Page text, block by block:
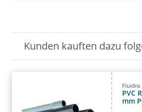
Kunden kauften dazu
Fluidra
PVC
mm